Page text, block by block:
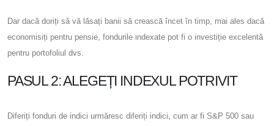
Dar dacă doriți să vă lăsați banii să crească încet în timp, mai ales dacă
economisiți pentru pensie, fondurile indexate pot fi o investiție excelentă
pentru portofoliul dvs.
PASUL 2: ALEGEȚI INDEXUL POTRIVIT
Diferiți fonduri de indici urmăresc diferiți indici, cum ar fi S&P 500 sau